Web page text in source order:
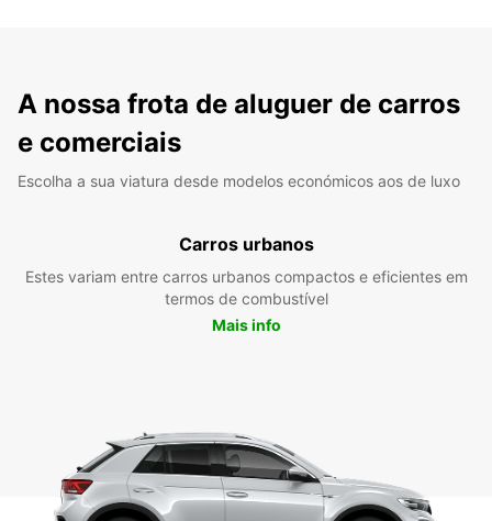
A nossa frota de aluguer de carros
e comerciais
Escolha a sua viatura desde modelos económicos aos de luxo
Carros urbanos
Estes variam entre carros urbanos compactos e eficientes em
termos de combustível
Mais info